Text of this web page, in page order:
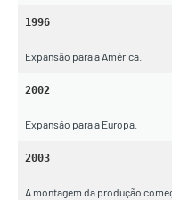
1996
Expansão para a América.
2002
Expansão para a Europa.
2003
A montagem da produção